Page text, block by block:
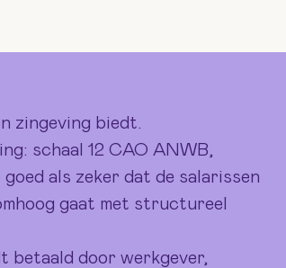
zingeving biedt.
schaal 12 CAO ANWB,
als zeker dat de salarissen
gaat met structureel
betaald door werkgever,